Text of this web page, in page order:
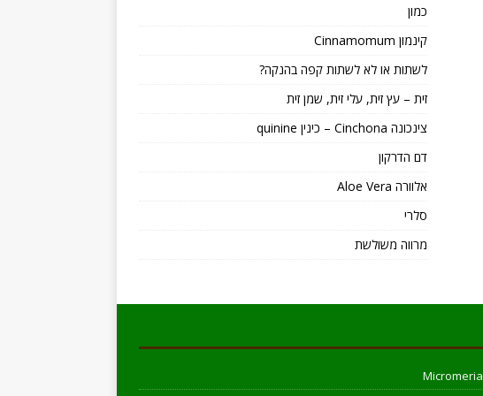
כמון
קינמון Cinnamomum
לשתות או לא לשתות קפה בהנקה?
זית – עץ זית, עלי זית, שמן זית
צינכונה Cinchona – כינין quinine
דם הדרקון
אלוורה Aloe Vera
סלרי
מרווה משולשת